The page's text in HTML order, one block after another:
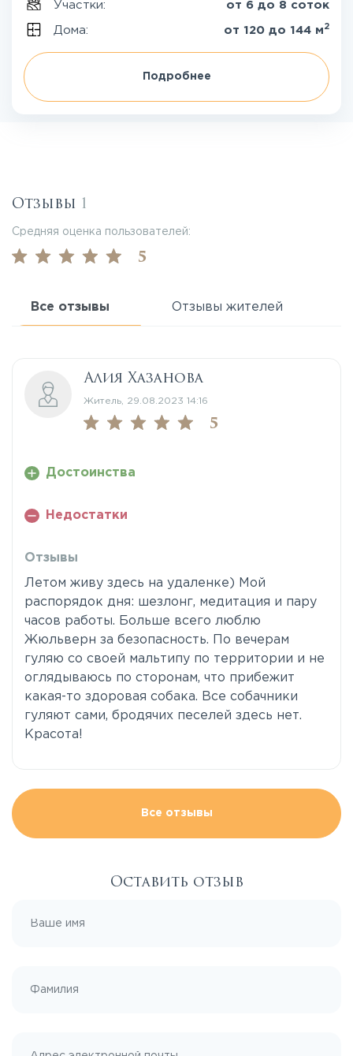
Участки: от 6 до 8 соток
Дома: от 120 до 144 м 2
Подробнее
Отзывы 1
Средняя оценка пользователей:
5
Все отзывы Отзывы жителей
Алия Хазанова
Житель, 29.08.2023 14:16
5
Достоинства
Недостатки
Отзывы
Летом живу здесь на удаленке) Мой
распорядок дня: шезлонг, медитация и пару
часов работы. Больше всего люблю
Жюльверн за безопасность. По вечерам
гуляю со своей мальтипу по территории и не
оглядываюсь по сторонам, что прибежит
какая-то здоровая собака. Все собачники
гуляют сами, бродячих песелей здесь нет.
Красота!
Все отзывы
Оставить отзыв